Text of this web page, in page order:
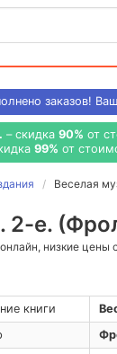
заказов!
– скидка 90% от
99% от
Веселая
2-е.
онлайн, низкие
книги